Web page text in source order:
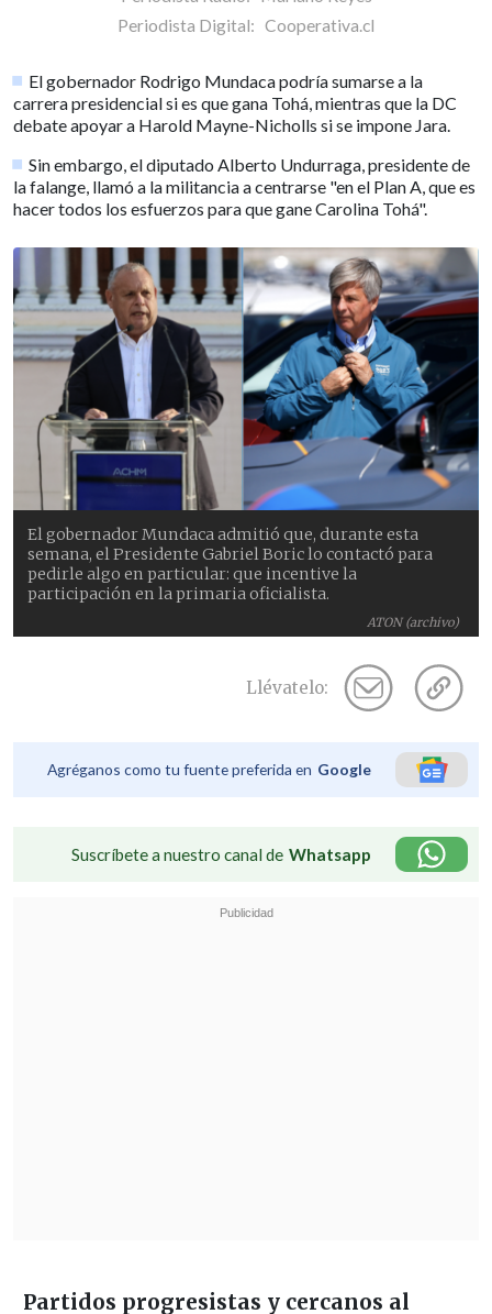
Periodista Digital: Cooperativa.cl
El gobernador Rodrigo Mundaca podría sumarse a la
carrera presidencial si es que gana Tohá, mientras que la DC
debate apoyar a Harold Mayne-Nicholls si se impone Jara.
Sin embargo, el diputado Alberto Undurraga, presidente de
la falange, llamó a la militancia a centrarse "en el Plan A, que es
hacer todos los esfuerzos para que gane Carolina Tohá".
ATON (archivo)
El gobernador Mundaca admitió que, durante esta
semana, el Presidente Gabriel Boric lo contactó para
pedirle algo en particular: que incentive la
participación en la primaria oficialista.
Llévatelo:
Agréganos como tu fuente preferida en Google
Suscríbete a nuestro canal de Whatsapp
Partidos progresistas y cercanos al